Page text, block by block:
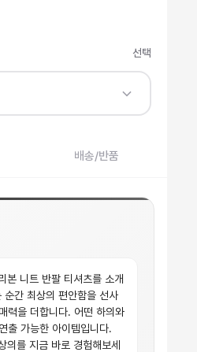
선택
배송/반품
본 니트 반팔 티셔츠를 소개
간 최상의 편안함을 선사
력을 더합니다. 어떤 하의와
출 가능한 아이템입니다.
를 지금 바로 경험해보세